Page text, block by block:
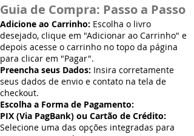
Guia de Compra: Passo a Passo
Adicione ao Carrinho: Escolha o livro
desejado, clique em "Adicionar ao Carrinho" e
depois acesse o carrinho no topo da página
para clicar em "Pagar".
Preencha seus Dados: Insira corretamente
seus dados de envio e contato na tela de
checkout.
Escolha a Forma de Pagamento:
PIX (Via PagBank) ou Cartão de Crédito:
Selecione uma das opções integradas para